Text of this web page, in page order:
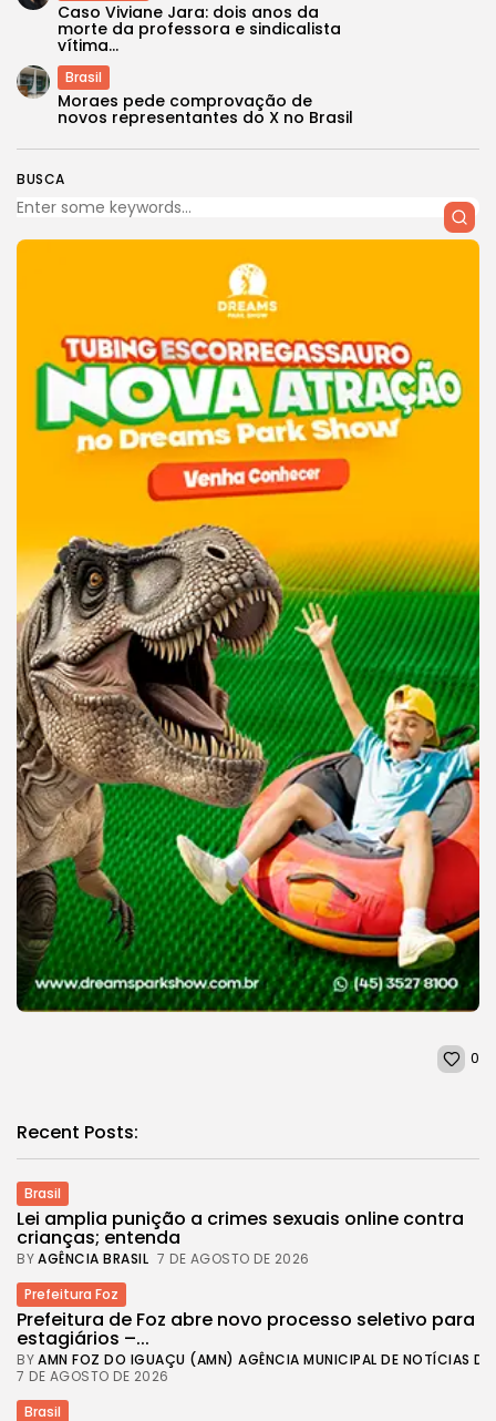
BUSCA
Caso Viviane Jara: dois anos da
morte da professora e sindicalista
vítima...
Brasil
Moraes pede comprovação de
novos representantes do X no Brasil
0
Recent Posts:
Brasil
Lei amplia punição a crimes sexuais online contra
crianças; entenda
BYAGÊNCIA BRASIL 7 DE AGOSTO DE 2026
Prefeitura Foz
Prefeitura de Foz abre novo processo seletivo para
estagiários –...
BYAMN FOZ DO IGUAÇU (AMN) AGÊNCIA MUNICIPAL DE NOTÍCIAS
7 DE AGOSTO DE 2026
Brasil